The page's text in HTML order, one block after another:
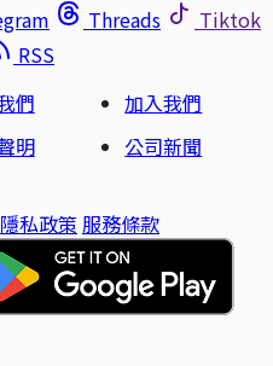
Threads
Tiktok
RSS
們
加入我們
明
公司新聞
隱私政策 服務條款